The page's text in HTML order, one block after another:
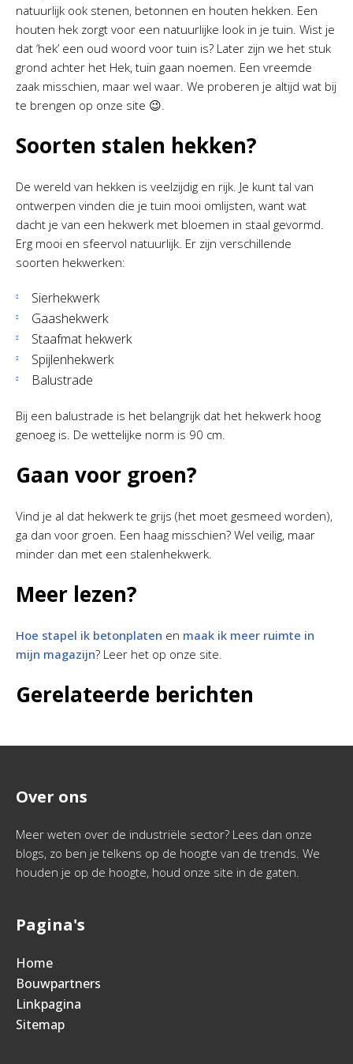
natuurlijk ook stenen, betonnen en houten hekken. Een
houten hek zorgt voor een natuurlijke look in je tuin. Wist je
dat ‘hek’ een oud woord voor tuin is? Later zijn we het stuk
grond achter het Hek, tuin gaan noemen. Een vreemde
zaak misschien, maar wel waar. We proberen je altijd wat bij
te brengen op onze site 😉.
Soorten stalen hekken?
De wereld van hekken is veelzijdig en rijk. Je kunt tal van
ontwerpen vinden die je tuin mooi omlijsten, want wat
dacht je van een hekwerk met bloemen in staal gevormd.
Erg mooi en sfeervol natuurlijk. Er zijn verschillende
soorten hekwerken:
Sierhekwerk
Gaashekwerk
Staafmat hekwerk
Spijlenhekwerk
Balustrade
Bij een balustrade is het belangrijk dat het hekwerk hoog
genoeg is. De wettelijke norm is 90 cm.
Gaan voor groen?
Vind je al dat hekwerk te grijs (het moet gesmeed worden),
ga dan voor groen. Een haag misschien? Wel veilig, maar
minder dan met een stalenhekwerk.
Meer lezen?
Hoe stapel ik betonplaten en maak ik meer ruimte in
mijn magazijn? Leer het op onze site.
Gerelateerde berichten
Over ons
Meer weten over de industriële sector? Lees dan onze
blogs, zo ben je telkens op de hoogte van de trends. We
houden je op de hoogte, houd onze site in de gaten.
Pagina's
Home
Bouwpartners
Linkpagina
Sitemap